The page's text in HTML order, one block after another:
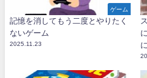
ゲーム
記憶を消してもう二度とやりたく
ないゲーム
2025.11.23